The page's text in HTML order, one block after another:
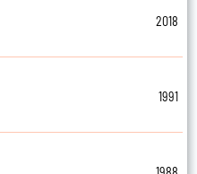
2018
1991